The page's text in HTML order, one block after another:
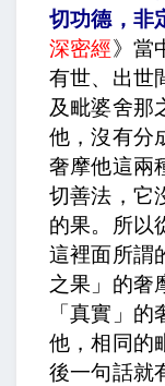
切功德，非
深密經》當
有世、出世
及毗婆舍那
他，沒有分
奢摩他這兩
切善法，它
的果。所以
這裡面所謂
之果」的奢
「真實」
他，相同的
後一句話就